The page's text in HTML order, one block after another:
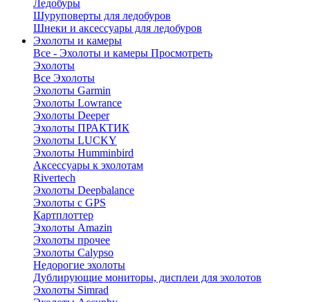
Ледобуры
Шуруповерты для ледобуров
Шнеки и аксессуары для ледобуров
Эхолоты и камеры
Все - Эхолоты и камеры Просмотреть
Эхолоты
Все Эхолоты
Эхолоты Garmin
Эхолоты Lowrance
Эхолоты Deeper
Эхолоты ПРАКТИК
Эхолоты LUCKY
Эхолоты Humminbird
Аксессуары к эхолотам
Rivertech
Эхолоты Deepbalance
Эхолоты с GPS
Картплоттер
Эхолоты Amazin
Эхолоты прочее
Эхолоты Calypso
Недорогие эхолоты
Дублирующие мониторы, дисплеи для эхолотов
Эхолоты Simrad